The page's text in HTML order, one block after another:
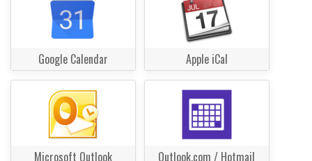
Google Calendar Apple iCal
Microsoft Outlook Outlook.com / Hotmail